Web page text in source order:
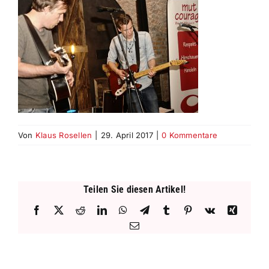
Von Klaus Rosellen 29. April 2017 0 Kommentare
Teilen Sie diesen Artikel!
Facebook
X RedditLinkedInWhatsApp
TelegramTumblr Pinterest
Vk
Xing
E-